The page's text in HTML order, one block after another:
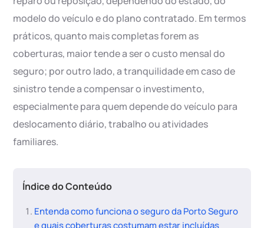
modelo do veículo e do plano contratado. Em termos
práticos, quanto mais completas forem as
coberturas, maior tende a ser o custo mensal do
seguro; por outro lado, a tranquilidade em caso de
sinistro tende a compensar o investimento,
especialmente para quem depende do veículo para
deslocamento diário, trabalho ou atividades
familiares.
Índice do Conteúdo
Entenda como funciona o seguro da Porto Seguro